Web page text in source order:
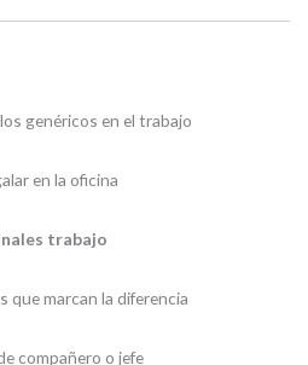
genéricos en el trabajo
en la oficina
trabajo
que marcan la diferencia
compañero o jefe